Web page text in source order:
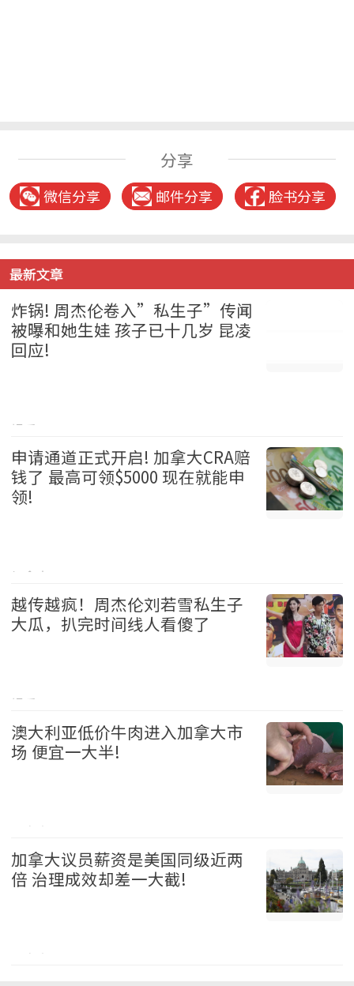
分享
微信分享 邮件分享 脸书分享
最新文章
炸锅! 周杰伦卷入”私生子”传闻
被曝和她生娃 孩子已十几岁 昆凌
回应!
娱乐 2026-08-05
申请通道正式开启! 加拿大CRA赔
钱了 最高可领$5000 现在就能申
领!
加拿大 2026-08-05
越传越疯！周杰伦刘若雪私生子
大瓜，扒完时间线人看傻了
娱乐 2026-08-05
澳大利亚低价牛肉进入加拿大市
场 便宜一大半!
加拿大 2026-08-05
加拿大议员薪资是美国同级近两
倍 治理成效却差一大截!
加拿大 2026-08-05